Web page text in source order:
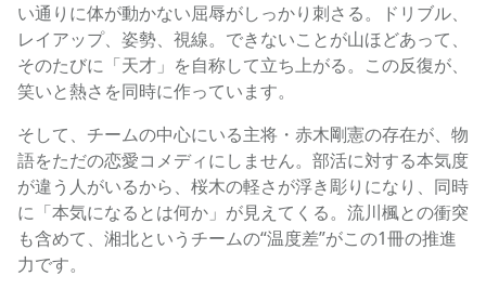
い通りに体が動かない屈辱がしっかり刺さる。ドリブル、
レイアップ、姿勢、視線。できないことが山ほどあって、
そのたびに「天才」を自称して立ち上がる。この反復が、
笑いと熱さを同時に作っています。
そして、チームの中心にいる主将・赤木剛憲の存在が、物
語をただの恋愛コメディにしません。部活に対する本気度
が違う人がいるから、桜木の軽さが浮き彫りになり、同時
に「本気になるとは何か」が見えてくる。流川楓との衝突
も含めて、湘北というチームの“温度差”がこの1冊の推進
力です。